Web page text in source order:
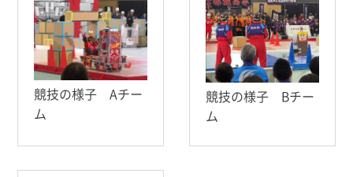
競技の様子 Aチー
ム
競技の様子 Bチー
ム